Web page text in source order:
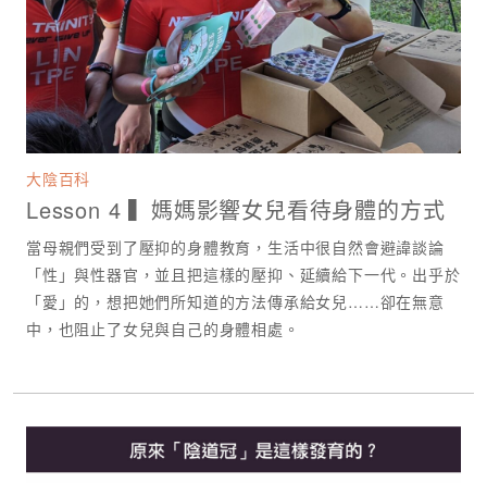
大陰百科
Lesson 4 ▍媽媽影響女兒看待身體的方式
當母親們受到了壓抑的身體教育，生活中很自然會避諱談論
「性」與性器官，並且把這樣的壓抑、延續給下一代。出乎於
「愛」的，想把她們所知道的方法傳承給女兒……卻在無意
中，也阻止了女兒與自己的身體相處。